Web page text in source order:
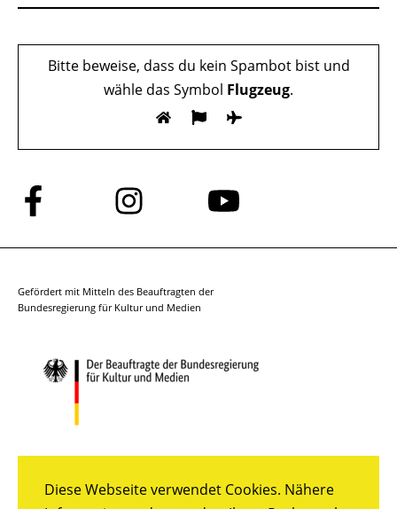
Diese Webseite verwendet Cookies. Nähere
Bitte beweise, dass du kein Spambot bist und
wähle das Symbol Flugzeug.
Folge
uns
auf
Folge
uns
auf
Folge
auf
Gefördert mit Mitteln des Beauftragten der
Bundesregierung für Kultur und Medien